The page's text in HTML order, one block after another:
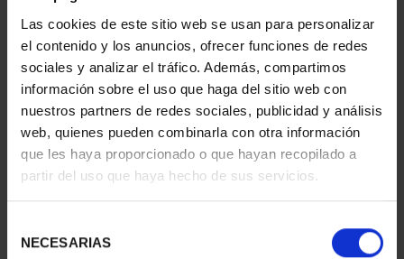
Las cookies de este sitio web se usan para personalizar
el contenido y los anuncios, ofrecer funciones de redes
sociales y analizar el tráfico. Además, compartimos
información sobre el uso que haga del sitio web con
nuestros partners de redes sociales, publicidad y análisis
web, quienes pueden combinarla con otra información
que les haya proporcionado o que hayan recopilado a
partir del uso que haya hecho de sus servicios.
NECESARIAS
2 EURO PROOF
PATRIMONIO MUNDIAL
23,00 €